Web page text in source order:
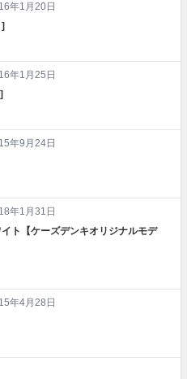
年1月20日
年1月25日
年9月24日
年1月31日
イト【ケーズデンキオリジナルモデ
年4月28日